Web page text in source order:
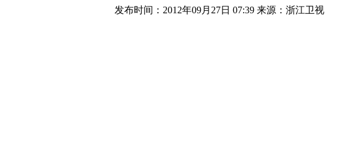
发布时间：2012年09月27日 07:39 来源：浙江卫视